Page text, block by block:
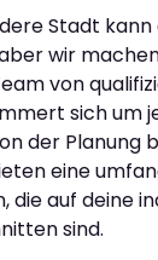
Stadt
wir
von
sich um
der Planung
eine
die auf deine
sind.